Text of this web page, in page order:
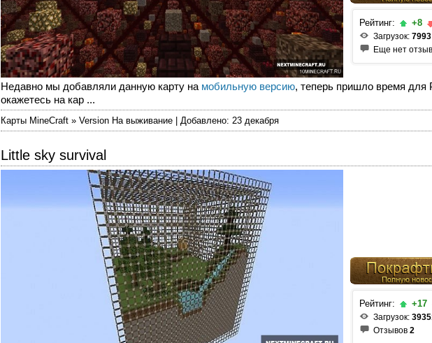
Рейтинг: +8
Загрузок: 7993
Еще нет
Недавно мы добавляли данную карту на мобильную версию, теперь пришло время для
окажетесь на кар ...
Карты MineCraft » Version На выживание | Добавлено: 23 декабря
Little sky survival
Рейтинг: +17
Загрузок:
Отзывов 2